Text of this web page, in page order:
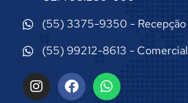
(55) 3375-9350 - Recepção
(55) 99212-8613 - Comercial